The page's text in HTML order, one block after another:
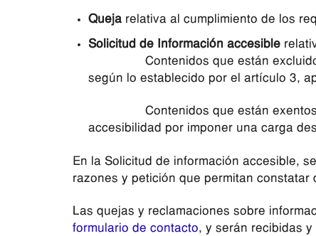
Queja relativa al cumplimiento de los
Solicitud de Información accesible
Contenidos que están excluidos
según lo establecido por el artículo 3,
Contenidos que están exentos
accesibilidad por imponer una carga
En la Solicitud de información accesible,
razones y petición que permitan
Las quejas y reclamaciones sobre
formulario de contacto, y serán recibidas